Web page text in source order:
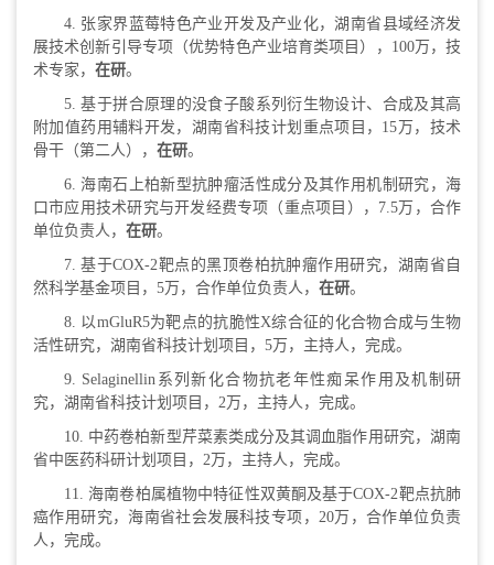
4. 张家界蓝莓特色产业开发及产业化，湖南省县域经济发
展技术创新引导专项（优势特色产业培育类项目），100万，技
术专家， 在研。
5. 基于拼合原理的没食子酸系列衍生物设计、合成及其高
附加值药用辅料开发，湖南省科技计划重点项目，15万，技术
骨干（第二人）， 在研。
6. 海南石上柏新型抗肿瘤活性成分及其作用机制研究，海
口市应用技术研究与开发经费专项（重点项目），7.5万，合作
单位负责人， 在研。
7. 基于COX-2靶点的黑顶卷柏抗肿瘤作用研究，湖南省自
然科学基金项目，5万，合作单位负责人， 在研。
8. 以mGluR5为靶点的抗脆性X综合征的化合物合成与生物
活性研究，湖南省科技计划项目，5万，主持人，完成。
9. Selaginellin系列新化合物抗老年性痴呆作用及机制研
究，湖南省科技计划项目，2万，主持人，完成。
10. 中药卷柏新型芹菜素类成分及其调血脂作用研究，湖南
省中医药科研计划项目，2万，主持人，完成。
11. 海南卷柏属植物中特征性双黄酮及基于COX-2靶点抗肺
癌作用研究，海南省社会发展科技专项，20万，合作单位负责
人，完成。